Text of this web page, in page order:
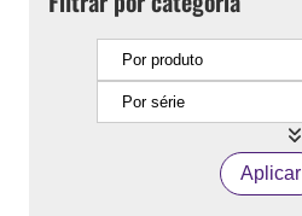
Aplicar